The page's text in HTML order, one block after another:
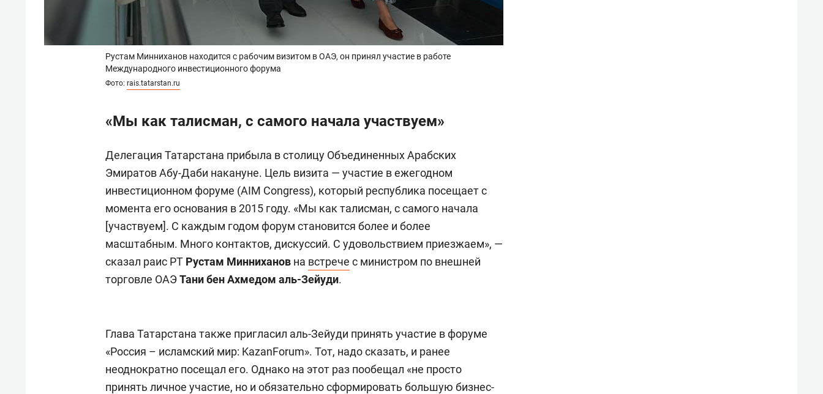
Рустам Минниханов находится с рабочим визитом в ОАЭ, он принял участие в работе
Международного инвестиционного форума
Фото: rais.tatarstan.ru
«Мы как талисман, с самого начала участвуем»
Делегация Татарстана прибыла в столицу Объединенных Арабских
Эмиратов Абу-Даби накануне. Цель визита — участие в ежегодном
инвестиционном форуме (AIM Congress), который республика посещает с
момента его основания в 2015 году. «Мы как талисман, с самого начала
[участвуем]. С каждым годом форум становится более и более
масштабным. Много контактов, дискуссий. С удовольствием приезжаем», —
сказал раис РТ Рустам Минниханов на встрече с министром по внешней
торговле ОАЭТани бен Ахмедом аль-Зейуди.
Глава Татарстана также пригласил аль-Зейуди принять участие в форуме
«Россия – исламский мир: KazanForum». Тот, надо сказать, и ранее
неоднократно посещал его. Однако на этот раз пообещал «не просто
принять личное участие, но и обязательно сформировать большую бизнес-